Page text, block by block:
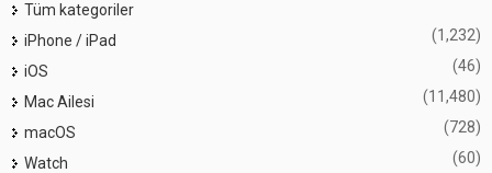
Tüm kategoriler
iPhone / iPad
(1,232)
iOS (46)
Mac Ailesi (11,480)
macOS (728)
Watch (60)